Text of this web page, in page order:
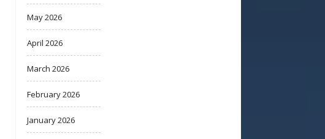
May 2026
April 2026
March 2026
February 2026
January 2026